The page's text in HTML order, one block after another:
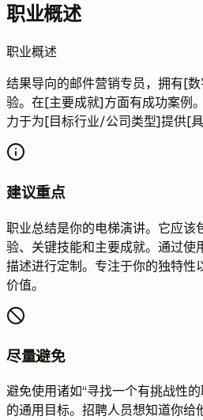
职业概述
职业概述
结果导向的邮件营销专员，拥有[
验。在[主要成就]方面有成功案例
力于为[目标行业/公司类型]提供[具
建议重点
职业总结是你的电梯演讲。它应
验、关键技能和主要成就。通过使
描述进行定制。专注于你的独特性
价值。
尽量避免
避免使用诸如“寻找一个有挑战性
的通用目标。招聘人员想知道你给